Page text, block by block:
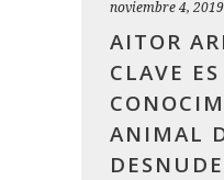
noviembre 4, 2019
AITOR
CLAVE
ANIMAL